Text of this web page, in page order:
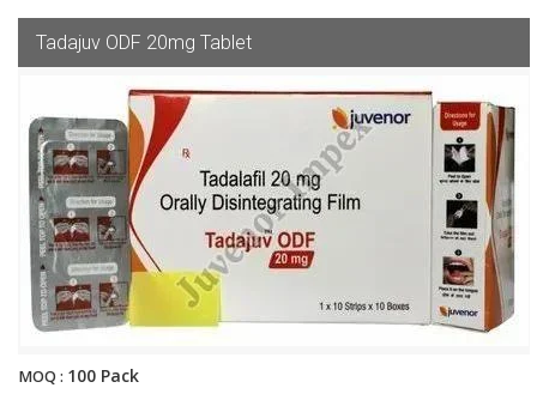
Tadajuv ODF 20mg Tablet
MOQ : 100 Pack